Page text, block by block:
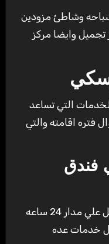
وشاطئ مزودين
تجميل وايضا مركز
التي تساعد
فتره اقامته والتي
فندق
يوفر فندق البوسكي استقبال يعمل علي مدار 24 ساعه
خدمات عده